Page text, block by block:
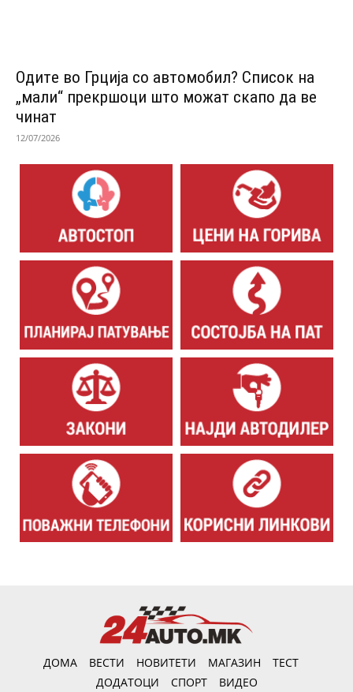
Одитe во Грција со автомобил? Список на
„мали“ прекршоци што можат скапо да ве
чинат
12/07/2026
ДОМА ВЕСТИ НОВИТЕТИ МАГАЗИН
ТЕСТ
ДОДАТОЦИ
СПОРТ ВИДЕО